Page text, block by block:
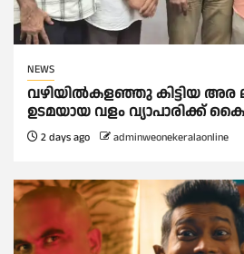
NEWS
വഴിയിൽകളഞ്ഞു കിട്ടിയ അര
ഉടമയായ വളം വ്യാപാരിക്ക്
2 days ago adminweonekeralaonline